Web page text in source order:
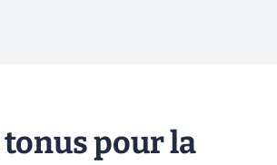
tonus pour la